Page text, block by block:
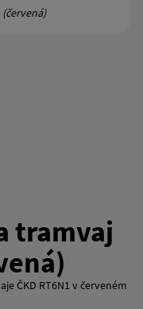
tramvaj
ČKD RT6N1 v červeném